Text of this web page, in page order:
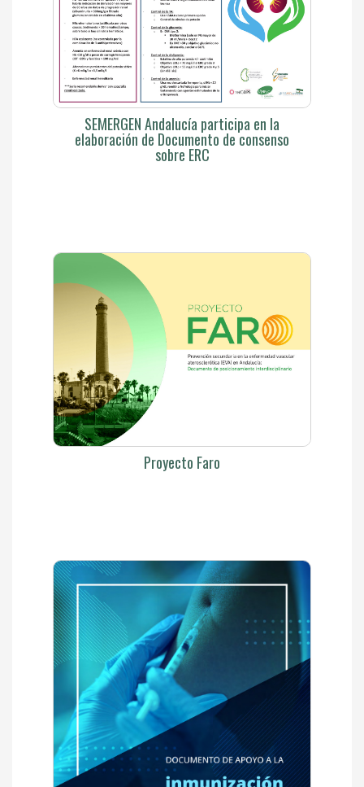
SEMERGEN Andalucía participa en la
elaboración de Documento de consenso
sobre ERC
Proyecto Faro